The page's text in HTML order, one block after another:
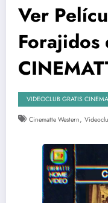
Ver
Forajidos
VIDEOCLUB GRATIS
Cinematte Western,